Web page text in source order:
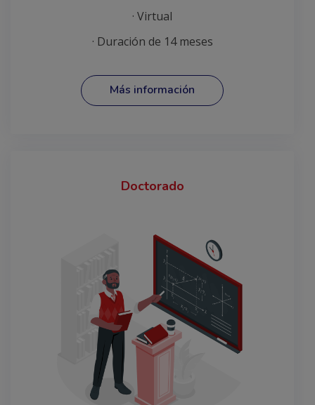
· Virtual
· Duración de 14 meses
Más información
Doctorado